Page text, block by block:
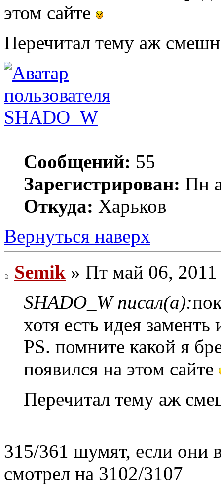
этом сайте
Перечитал тему аж
SHADO_W
Сообщений: 55
Зарегистрирован: Пн
Откуда: Харьков
Вернуться наверх
Semik » Пт май 06,
SHADO_W писал(а):
хотя есть идея заменть
PS. помните какой я
появился на этом сайте
Перечитал тему аж
315/361 шумят, если они
смотрел на 3102/3107